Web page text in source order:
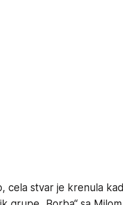
cela stvar je krenula